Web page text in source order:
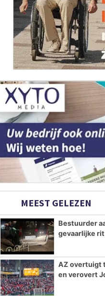
MEEST GELEZEN
Bestuurder
gevaarlijke
AZ overtuigt
en verovert